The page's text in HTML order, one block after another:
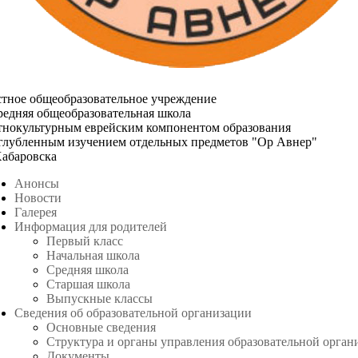
общеобразовательное учреждение
общеобразовательная школа
еврейским компонентом образования
изучением отдельных предметов "Ор Авнер"
Анонсы
Новости
Галерея
Информация для родителей
Первый класс
Начальная школа
Средняя школа
Старшая школа
Выпускные классы
Сведения об образовательной организации
Основные сведения
Структура и органы управления образовательной